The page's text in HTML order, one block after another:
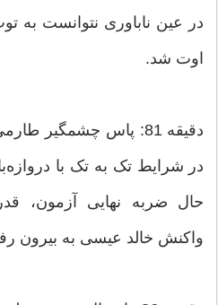
در عین ناباوری نتوانست به
اوت شد.
دقیقه 81: پاس چشمگیر
در شرایط تک به تک با
حال ضربه نهایی آزمون،
واکنش خالد عیسی به بیرون